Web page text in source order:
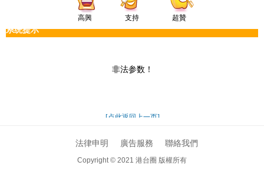
高興 支持 超贊
法律申明 廣告服務 聯絡我們
Copyright © 2021 港台圈 版權所有